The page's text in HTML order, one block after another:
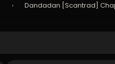
› Dandadan [Scantrad]